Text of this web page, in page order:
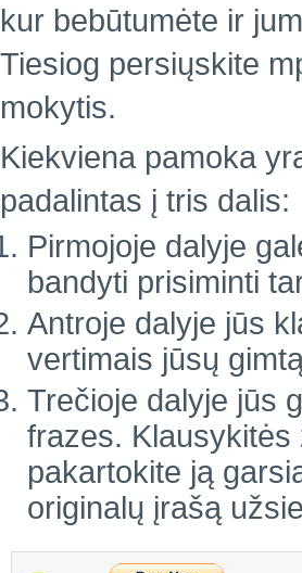
kur bebūtumėte ir
Tiesiog persiųskite
mokytis.
Kiekviena pamoka
padalintas į tris dalis:
Pirmojoje dalyje
bandyti prisiminti
Antroje dalyje jūs
vertimais jūsų
Trečioje dalyje jūs
frazes.
pakartokite ją
originalų įrašą